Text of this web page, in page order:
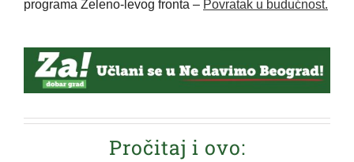
programa Zeleno-levog fronta – Povratak u budućnost.
Pročitaj i ovo: